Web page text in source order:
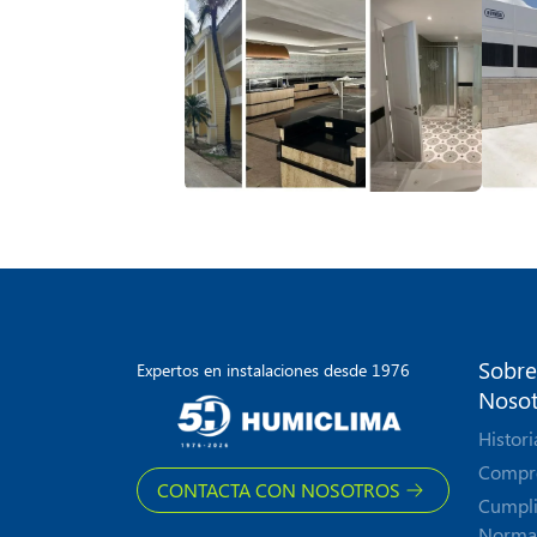
Expertos en instalaciones desde 1976
CONTACTA CON NOSOTROS
Sobre